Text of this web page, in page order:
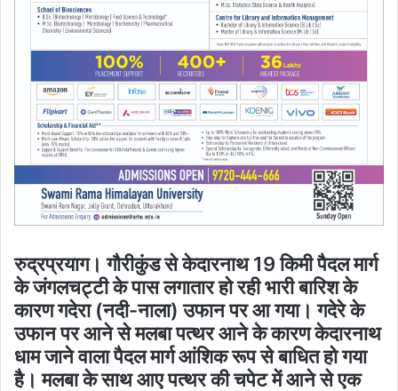
रुद्रप्रयाग। गौरीकुंड से केदारनाथ 19 किमी पैदल मार्ग
के जंगलचट्टी के पास लगातार हो रही भारी बारिश के
कारण गदेरा (नदी-नाला) उफान पर आ गया। गदेरे के
उफान पर आने से मलबा पत्थर आने के कारण केदारनाथ
धाम जाने वाला पैदल मार्ग आंशिक रूप से बाधित हो गया
है। मलबा के साथ आए पत्थर की चपेट में आने से एक